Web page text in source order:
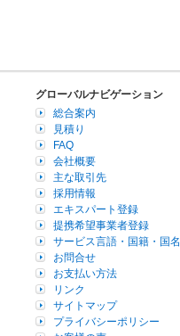
グローバルナビゲーション
総合案内
見積り
FAQ
会社概要
主な取引先
採用情報
エキスパート登録
提携希望事業者登録
サービス言語・国籍・国名
お問合せ
お支払い方法
リンク
サイトマップ
プライバシーポリシー